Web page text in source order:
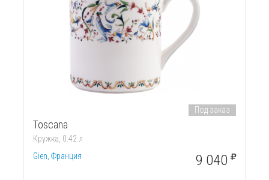
Toscana
Кружка, 0.42 л
Gien, Франция
Под заказ
9 040